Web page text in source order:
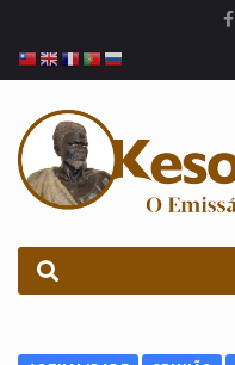
PROCURAR